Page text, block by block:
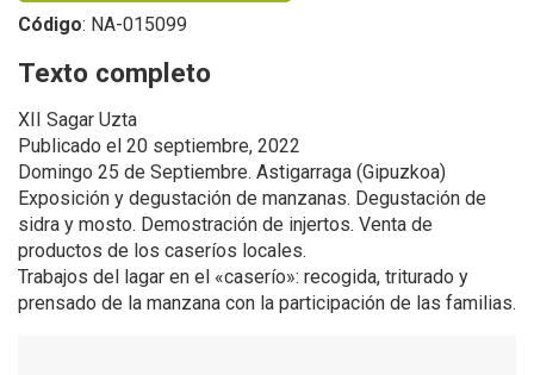
Código: NA-015099
Texto completo
XII Sagar Uzta
Publicado el 20 septiembre, 2022
Domingo 25 de Septiembre. Astigarraga (Gipuzkoa)
Exposición y degustación de manzanas. Degustación de
sidra y mosto. Demostración de injertos. Venta de
productos de los caseríos locales.
Trabajos del lagar en el «caserío»: recogida, triturado y
prensado de la manzana con la participación de las familias.